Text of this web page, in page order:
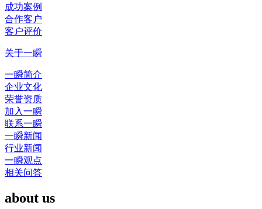
成功案例
合作客户
客户评价
关于一瞬
一瞬简介
企业文化
荣誉资质
加入一瞬
联系一瞬
一瞬新闻
行业新闻
一瞬观点
相关问答
about us